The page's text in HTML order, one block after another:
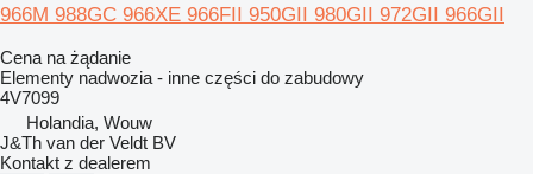
966M 988GC 966XE 966FII 950GII 980GII 972GII 966GII
Cena na żądanie
Elementy nadwozia - inne części do zabudowy
4V7099
Holandia, Wouw
J&Th van der Veldt BV
Kontakt z dealerem